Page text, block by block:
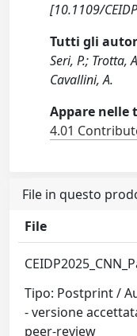
[10.1109/
Tutti gli
Seri, P.; Trotta,
Cavallini, A.
Appare nelle
4.01
File in questo
File
Tipo: Postprint /
- versione
peer-review